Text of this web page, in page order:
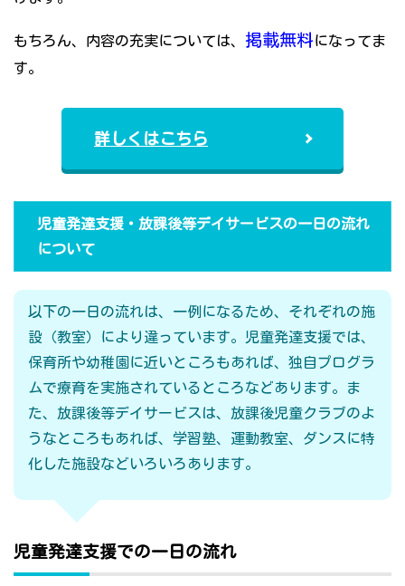
もちろん、内容の充実については、 掲載無料になってま
す。
詳しくはこちら
児童発達支援・放課後等デイサービスの一日の流れ
について
以下の一日の流れは、一例になるため、それぞれの施
設（教室）により違っています。児童発達支援では、
保育所や幼稚園に近いところもあれば、独自プログラ
ムで療育を実施されているところなどあります。ま
た、放課後等デイサービスは、放課後児童クラブのよ
うなところもあれば、学習塾、運動教室、ダンスに特
化した施設などいろいろあります。
児童発達支援での一日の流れ